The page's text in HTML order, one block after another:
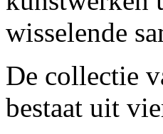
wisselende
De collectie
bestaat uit